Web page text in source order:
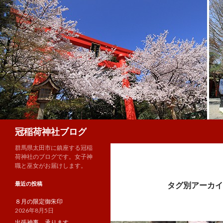
冠稲荷神社ブログ
タグ別アーカ
群馬県太田市に鎮座する冠稲
荷神社のブログです。女子神
職と巫女がお届けします。
最近の投稿
８月の限定御朱印
2026年8月5日